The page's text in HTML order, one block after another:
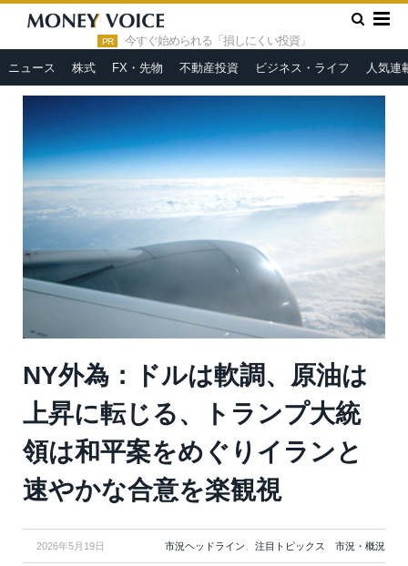
PR 今すぐ始められる「損しにくい投資」
ニュース 株式 FX・先物 不動産投資 ビジネス・ライフ 人気連
HOME » 市況ヘッドライン
NY外為：ドルは軟調、原油は上
昇に転じる、トランプ大統領は和平案をめぐりイランと速やかな合
NY外為：ドルは軟調、原油は
上昇に転じる、トランプ大統
領は和平案をめぐりイランと
速やかな合意を楽観視
2026年5月19日 市況ヘッドライン、 注目トピックス 市況・概況